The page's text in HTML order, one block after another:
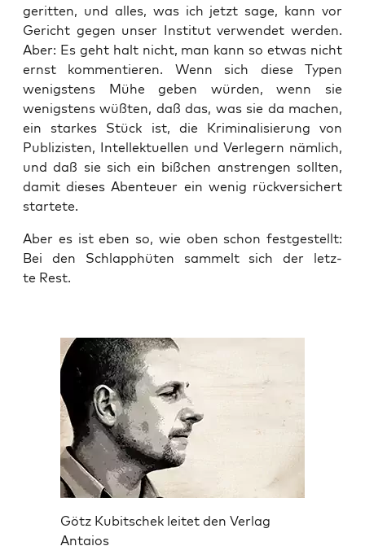
gerit­ten, und alles, was ich jetzt sage, kann vor
Gericht gegen unser Insti­tut ver­wen­det wer­den.
Aber: Es geht halt nicht, man kann so etwas nicht
ernst kom­men­tie­ren. Wenn sich die­se Typen
wenigs­tens Mühe geben wür­den, wenn sie
wenigs­tens wüß­ten, daß das, was sie da machen,
ein star­kes Stück ist, die Kri­mi­na­li­sie­rung von
Publi­zis­ten, Intel­lek­tu­el­len und Ver­le­gern näm­lich,
und daß sie sich ein biß­chen anstren­gen soll­ten,
damit die­ses Aben­teu­er ein wenig rück­ver­si­chert
startete.
Aber es ist eben so, wie oben schon fest­ge­stellt:
Bei den Schlapp­hü­ten sam­melt sich der letz­
te Rest.
Götz Kubitschek leitet den Verlag
Antaios